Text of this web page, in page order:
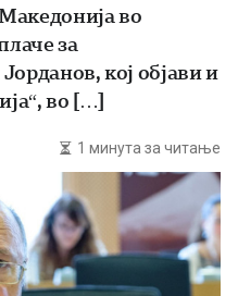
во
за
кој објави и
во […]
1 минута за читање